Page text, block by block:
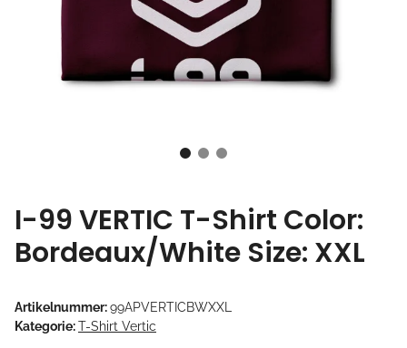
I-99 VERTIC T-Shirt Color:
Bordeaux/White Size: XXL
Artikelnummer:99APVERTICBWXXL
Kategorie:T-Shirt Vertic